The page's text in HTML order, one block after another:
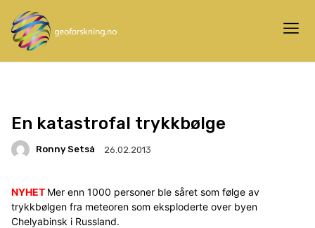
En katastrofal trykkbølge
Ronny Setså 26.02.2013
NYHET Mer enn 1000 personer ble såret som følge av
trykkbølgen fra meteoren som eksploderte over byen
Chelyabinsk i Russland.